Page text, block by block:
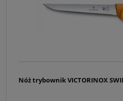
Nóż trybownik VICTORINOX